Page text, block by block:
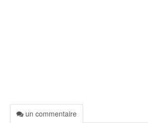
un commentaire